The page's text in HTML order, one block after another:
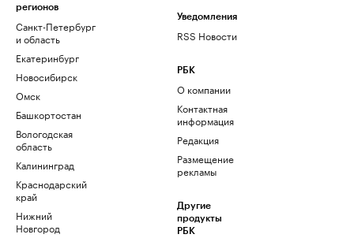
регионов
Санкт-Петербург
и область
Екатеринбург
Новосибирск
Омск
Башкортостан
Вологодская
область
Калининград
Краснодарский
край
Нижний
Новгород
Уведомления
RSS Новости
РБК
О компании
Контактная
информация
Редакция
Размещение
рекламы
Другие
продукты
РБК